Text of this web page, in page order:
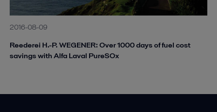
2016-08-09
Reederei H.-P. WEGENER: Over 1000 days of fuel cost
savings with Alfa Laval PureSOx